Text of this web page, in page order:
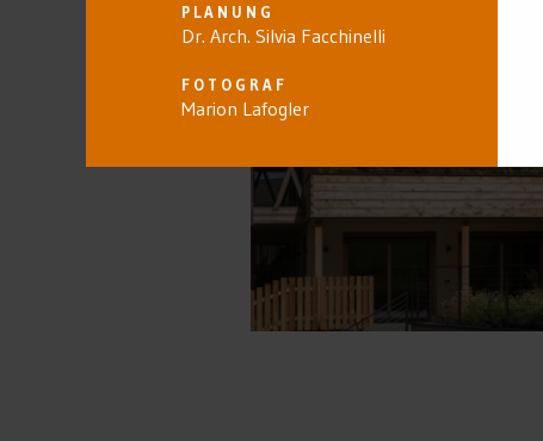
PLANUNG
Dr. Arch. Silvia Facchinelli
FOTOGRAF
Marion Lafogler